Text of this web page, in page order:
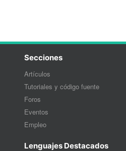
Secciones
Artículos
Tutoriales y código fuente
Foros
Eventos
Empleo
Lenguajes Destacados